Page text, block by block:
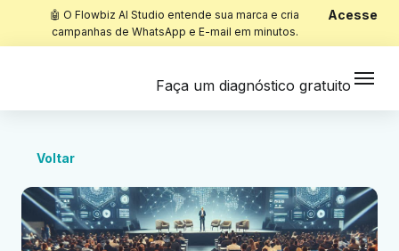
🤖 O Flowbiz AI Studio entende sua marca e cria
campanhas de WhatsApp e E-mail em minutos.
Acesse
Faça um diagnóstico gratuito
Voltar